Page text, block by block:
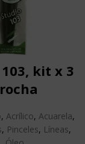
kit x 3
, Acrílico, Acuarela,
, Pinceles, Líneas,